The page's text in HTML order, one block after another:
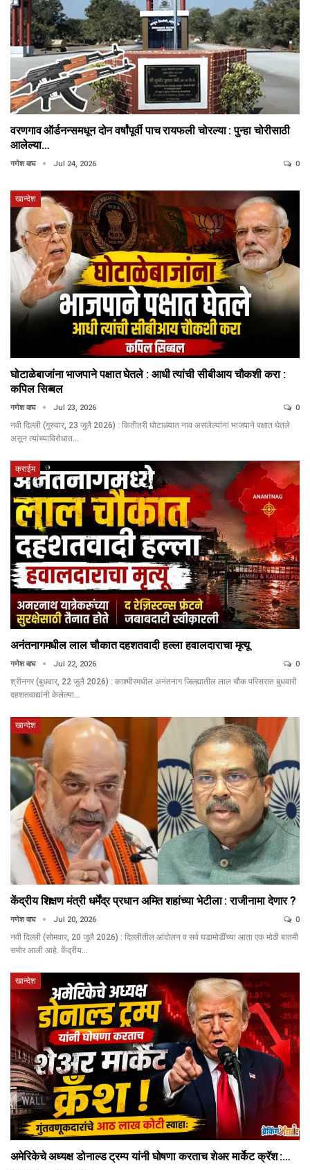
वरणगाव ऑर्डनन्समधून दोन वर्षांपूर्वी पाच रायफली चोरल्या : पुन्हा चोरीसाठी
आलेल्या…
गणेश वाघ Jul 24, 2026 0
खान्देश
घोटाळेबाजांना भाजपाने पक्षात घेतले : आधी त्यांची सीबीआय चौकशी करा :
कपिल सिब्बल
गणेश वाघ Jul 23, 2026 0
नवी दिल्ली (गुरुवार, 23 जुलै 2026) : कितीतरी घोटाळ्यात नाव असलेल्यांना भाजपाने पक्षात घेतले
असून त्यांच्याविरोधात…
क्राईम
अनंतनागमधील लाल चौकात दहशतवादी हल्ला हवालदाराचा मृत्यू
गणेश वाघ Jul 22, 2026 0
श्रीनगर (बुधवार, 22 जुलै 2026) : काश्मीरमधील अनंतनाग जिल्ह्यातील लाल चौक परिसरात बुधवारी
दहशतवाद्यांनी केलेल्या…
खान्देश
केंद्रीय शिक्षण मंत्री धर्मेंद्र प्रधान अमित शहांच्या भेटीला : राजीनामा देणार ?
गणेश वाघ Jul 20, 2026 0
नवी दिल्ली (सोमवार, 20 जुलै 2026) : दिल्लीतील आंदोलन व सर्व घडामोडींच्या आता एक मोठी बातमी
समोर आली आहे. केंद्रीय…
खान्देश
अमेरिकेचे अध्यक्ष डोनाल्ड ट्रम्प यांनी घोषणा करताच शेअर मार्केट क्रॅश :…